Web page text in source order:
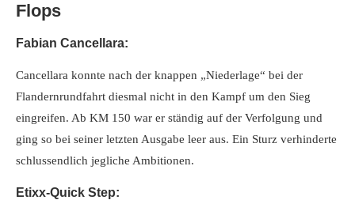
Flops
Fabian Cancellara:
Cancellara konnte nach der knappen „Niederlage“ bei der
Flandernrundfahrt diesmal nicht in den Kampf um den Sieg
eingreifen. Ab KM 150 war er ständig auf der Verfolgung und
ging so bei seiner letzten Ausgabe leer aus. Ein Sturz verhinderte
schlussendlich jegliche Ambitionen.
Etixx-Quick Step: